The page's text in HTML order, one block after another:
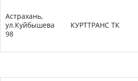
Астрахань,
ул.Куйбышева
98
КУРТТРАНС ТК